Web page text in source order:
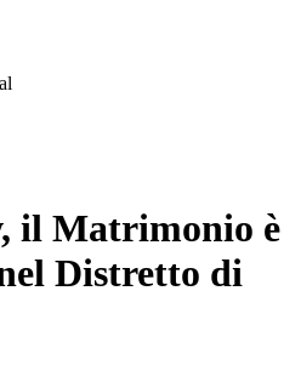
il Matrimonio è
Distretto di